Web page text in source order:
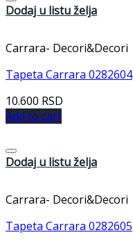
Dodaj u listu želja
Carrara- Decori&Decori
Tapeta Carrara 0282604
10.600 RSD
Add to cart
Dodaj u listu želja
Carrara- Decori&Decori
Tapeta Carrara 0282605